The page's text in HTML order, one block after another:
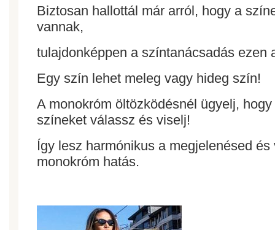
Biztosan hallottál már arról, hogy a
vannak,
tulajdonképpen a színtanácsadás ezen
Egy szín lehet meleg vagy hideg szín!
A monokróm öltözködésnél ügyelj,
színeket válassz és viselj!
Így lesz harmónikus a megjelenésed
monokróm hatás.